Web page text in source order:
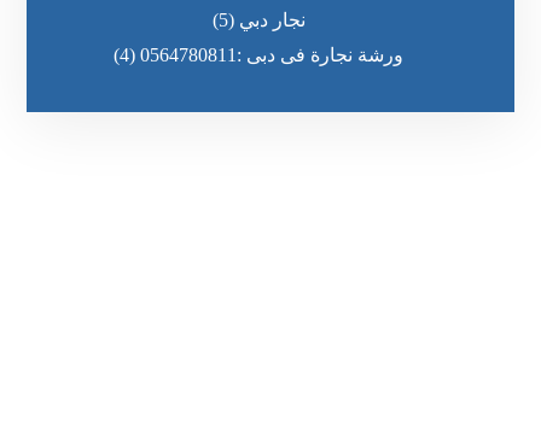
نجار دبي (5)
ورشة نجارة فى دبى :0564780811
(4)